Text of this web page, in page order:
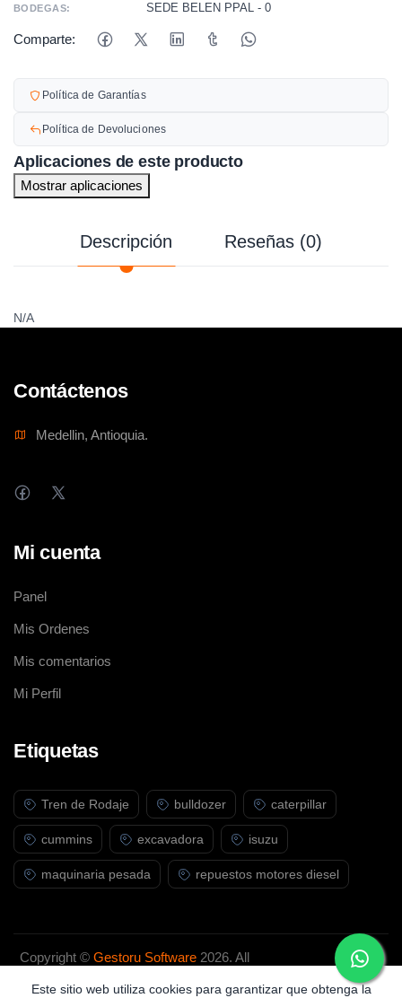
BODEGAS: SEDE BELEN PPAL - 0
Comparte:
Política de Garantías
Política de Devoluciones
Aplicaciones de este producto
Mostrar aplicaciones
Descripción Reseñas (0)
N/A
Contáctenos
Medellin, Antioquia.
Mi cuenta
Panel
Mis Ordenes
Mis comentarios
Mi Perfil
Etiquetas
Tren de Rodaje bulldozer caterpillar
cummins excavadora isuzu
maquinaria pesada repuestos motores diesel
Copyright ©Gestoru Software 2026. All
Este sitio web utiliza cookies para garantizar que obtenga la